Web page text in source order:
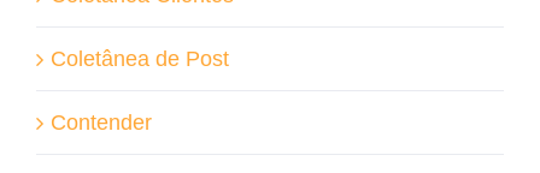
Coletânea de Post
Contender